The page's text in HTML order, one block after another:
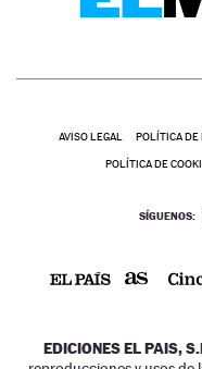
AVISO LEGAL POLÍTICA DE
POLÍTICA DE
SÍGUENOS:
EDICIONES EL PAIS,